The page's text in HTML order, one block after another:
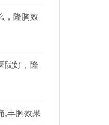
，隆胸效
院好，隆
,丰胸效果